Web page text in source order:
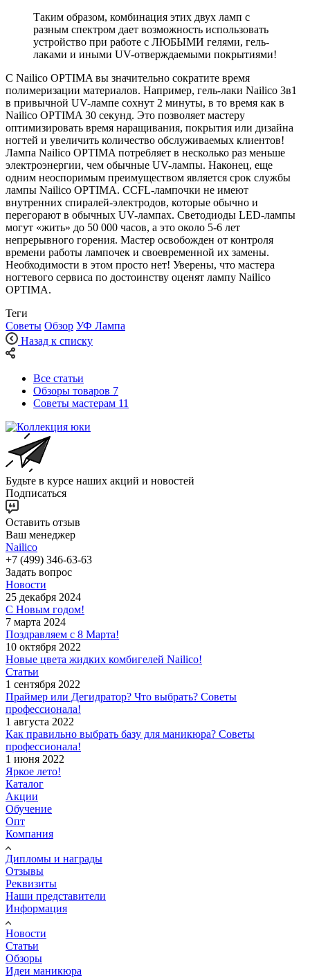
Таким образом, комбинация этих двух ламп с
разным спектром дает возможность использовать
устройство при работе с ЛЮБЫМИ гелями, гель-
лаками и иными UV-отверждаемыми покрытиями!
С Nailico OPTIMA вы значительно сократите время
полимеризации материалов. Например, гель-лаки Nailico 3в1
в привычной UV-лампе сохнут 2 минуты, в то время как в
Nailico OPTIMA 30 секунд. Это позволяет мастеру
оптимизировать время наращивания, покрытия или дизайна
ногтей и увеличить количество обслуживаемых клиентов!
Лампа Nailico OPTIMA потребляет в несколько раз меньше
электроэнергии, чем обычные UV-лампы. Наконец, еще
одним неоспоримым преимуществом является срок службы
лампы Nailico OPTIMA. CCFL-лампочки не имеют
внутренних спиралей-электродов, которые обычно и
перегорают в обычных UV-лампах. Светодиоды LED-лампы
могут «жить» до 50 000 часов, а это около 5-6 лет
непрерывного горения. Мастер освобожден от контроля
времени работы лампочек и своевременной их замены.
Необходимости в этом просто нет! Уверены, что мастера
ногтевого сервиса по достоинству оценят лампу Nailico
OPTIMA.
Теги
Советы Обзор УФ Лампа
Назад к списку
Все статьи
Обзоры товаров 7
Советы мастерам 11
Будьте в курсе наших акций и новостей
Подписаться
Оставить отзыв
Ваш менеджер
Nailico
+7 (499) 346-63-63
Задать вопрос
Новости
25 декабря 2024
С Новым годом!
7 марта 2024
Поздравляем с 8 Марта!
10 октября 2022
Новые цвета жидких комбигелей Nailico!
Статьи
1 сентября 2022
Праймер или Дегидратор? Что выбрать? Советы
профессионала!
1 августа 2022
Как правильно выбрать базу для маникюра? Советы
профессионала!
1 июня 2022
Яркое лето!
Каталог
Акции
Обучение
Опт
Компания
Дипломы и награды
Отзывы
Реквизиты
Наши представители
Информация
Новости
Статьи
Обзоры
Идеи маникюра